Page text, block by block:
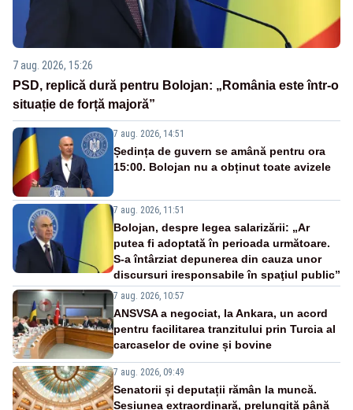
7 aug. 2026, 15:26
PSD, replică dură pentru Bolojan: „România este într-o
situație de forță majoră”
7 aug. 2026, 14:51
Ședința de guvern se amână pentru ora
15:00. Bolojan nu a obținut toate avizele
7 aug. 2026, 11:51
Bolojan, despre legea salarizării: „Ar
putea fi adoptată în perioada următoare.
S-a întârziat depunerea din cauza unor
discursuri iresponsabile în spaţiul public”
7 aug. 2026, 10:57
ANSVSA a negociat, la Ankara, un acord
pentru facilitarea tranzitului prin Turcia al
carcaselor de ovine și bovine
7 aug. 2026, 09:49
Senatorii și deputații rămân la muncă.
Sesiunea extraordinară, prelungită până